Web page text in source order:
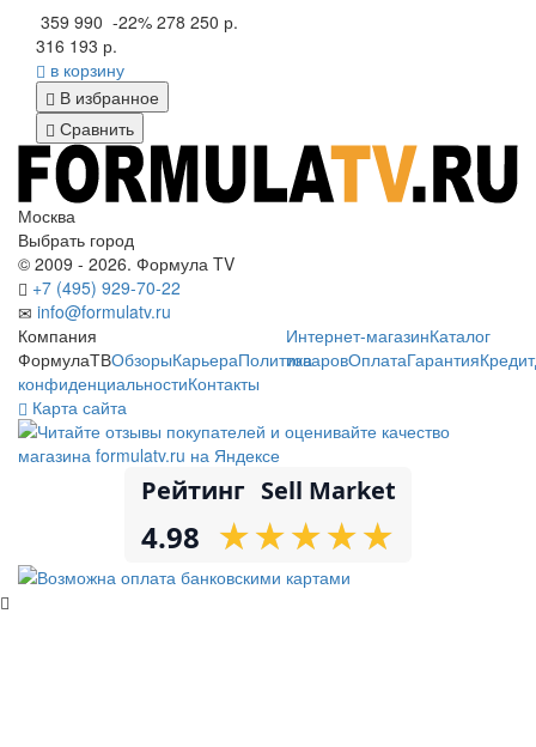
359 990 -22% 278 250 р.
316 193 р.
в корзину
В избранное
Сравнить
Москва
Выбрать город
© 2009 - 2026. Формула TV
+7 (495) 929-70-22
info@formulatv.ru
Компания
ФормулаТВОбзорыКарьераПолитика
конфиденциальностиКонтакты
Интернет-магазинКаталог
товаровОплатаГарантияКредит
Карта сайта
Рейтинг Sell Market
4.98 ★
★★
★★
★★
★★
★